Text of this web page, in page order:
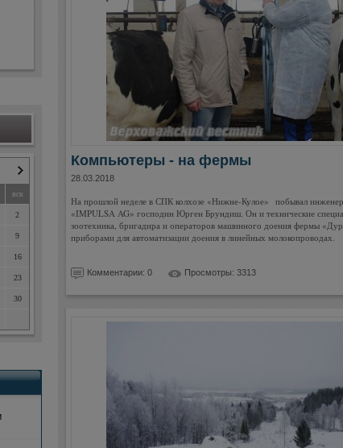
вск
2
9
16
23
30
Компьютеры - на фермы
28.03.2018
На прошлой неделе в СПК колхозе «Нижне-Кулое» побывал
«IMPULSA AG» господин Юрген Брундиш. Он и технические
зоотехника, бригадира и операторов машинного доения фермы
приборами для автоматизации доения в линейных молокопроводах.
Комментарии: 0 Просмотры: 3313